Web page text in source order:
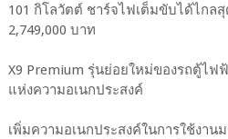
101 กิโลวัตต์ ชาร์จไฟเต็มขับได้ไกลสุ
2,749,000 บาท
X9 Premium รุ่นย่อยใหม่ของรถตู้ไฟ
แห่งความอเนกประสงค์
เพิ่มความอเนกประสงค์ในการใช้งาน